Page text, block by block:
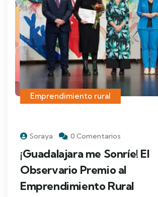
Emprendimiento rural
Soraya 0 Comentarios
¡Guadalajara me Sonríe! El
Observario Premio al
Emprendimiento Rural